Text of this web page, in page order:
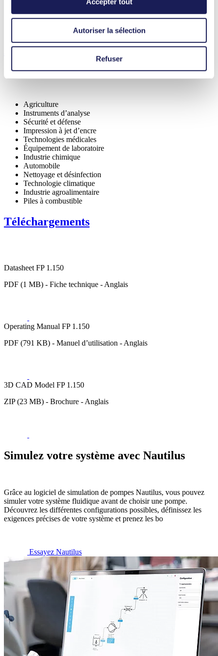
Autoriser la sélection
Refuser
Faible niveau de pulsations
Protection IP élevée (>44)
Certification NSF
Applications
Agriculture
Instruments d’analyse
Sécurité et défense
Impression à jet d’encre
Technologies médicales
Équipement de laboratoire
Industrie chimique
Automobile
Nettoyage et désinfection
Technologie climatique
Industrie agroalimentaire
Piles à combustible
Téléchargements
Datasheet FP 1.150
PDF (1 MB) - Fiche technique - Anglais
Operating Manual FP 1.150
PDF (791 KB) - Manuel d’utilisation - Anglais
3D CAD Model FP 1.150
ZIP (23 MB) - Brochure - Anglais
Simulez votre système avec Nautilus
Grâce au logiciel de simulation de pompes Nautilus, vous pouvez
simuler votre système fluidique avant de choisir une pompe.
Découvrez les différentes configurations possibles, définissez les
exigences précises de votre système et prenez les bo
Essayez Nautilus